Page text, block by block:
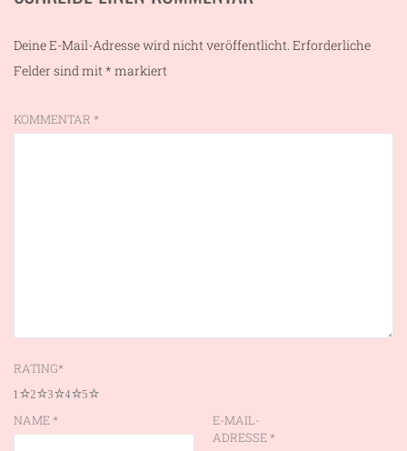
Deine E-Mail-Adresse wird nicht veröffentlicht. Erforderliche
Felder sind mit* markiert
KOMMENTAR *
RATING*
5
4
3
2
1
NAME*
E-MAIL-
ADRESSE*